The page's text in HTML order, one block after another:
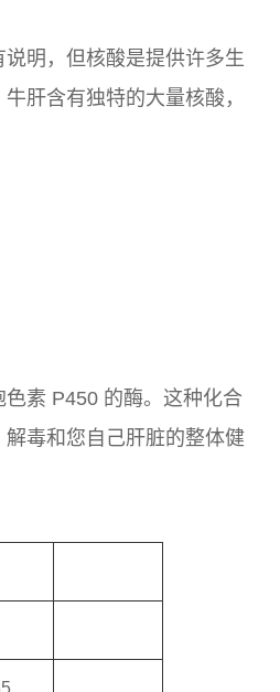
明，但核酸是提供许多生
肝含有独特的大量核酸，
素 P450 的酶。这种化合
毒和您自己肝脏的整体健